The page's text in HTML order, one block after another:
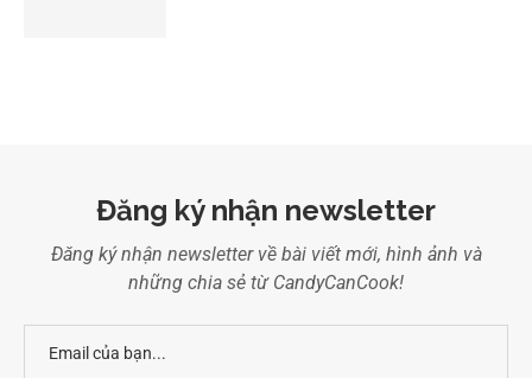
Đăng ký nhận newsletter
Đăng ký nhận newsletter về bài viết mới, hình ảnh và
những chia sẻ từ CandyCanCook!